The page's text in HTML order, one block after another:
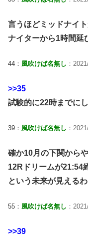
言うほどミッドナイト
ナイターから1時間延
44： 風吹けば名無し ：
>>35
試験的に22時までに
39： 風吹けば名無し ：
確か10月の下関から
12Rドリームが
という未来が見えるわ
55： 風吹けば名無し ：
>>39